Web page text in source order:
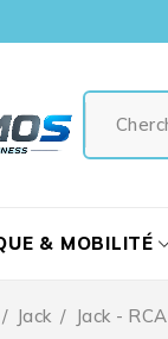
& MOBILITÉ
/ Jack / Jack - RCA